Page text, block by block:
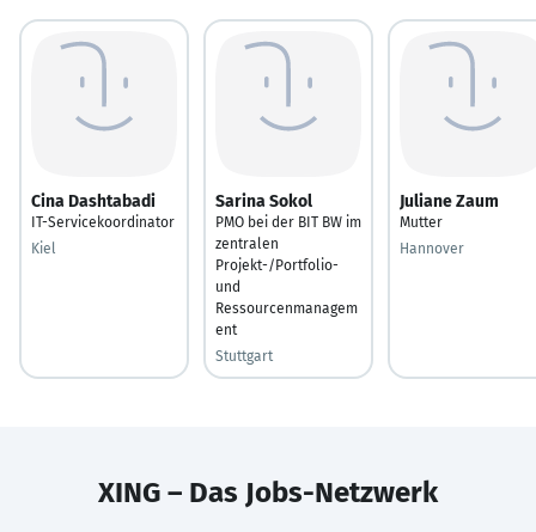
Cina Dashtabadi
IT-Servicekoordinator
Kiel
Sarina Sokol
PMO bei der BIT BW im
zentralen
Projekt-/Portfolio-
und
Ressourcenmanagem
ent
Stuttgart
Juliane Zaum
Mutter
Hannover
XING – Das Jobs-Netzwerk